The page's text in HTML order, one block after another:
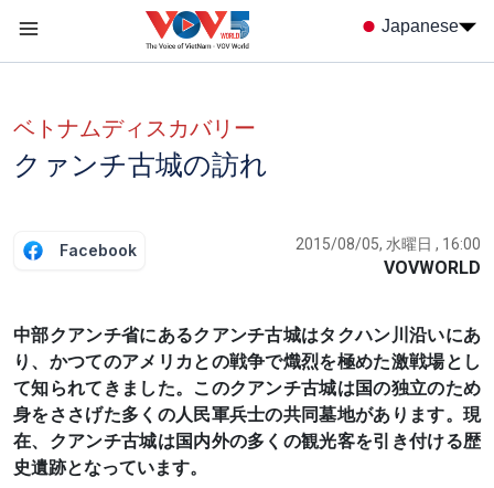
Japanese
ベトナムディスカバリー
クァンチ古城の訪れ
Facebook 2015/08/05, 水曜日 , 16:00
VOVWORLD
中部クアンチ省にあるクアンチ古城はタクハン川沿いにあ
り、かつてのアメリカとの戦争で熾烈を極めた激戦場とし
て知られてきました。このクアンチ古城は国の独立のため
身をささげた多くの人民軍兵士の共同墓地があります。現
在、クアンチ古城は国内外の多くの観光客を引き付ける歴
史遺跡となっています。